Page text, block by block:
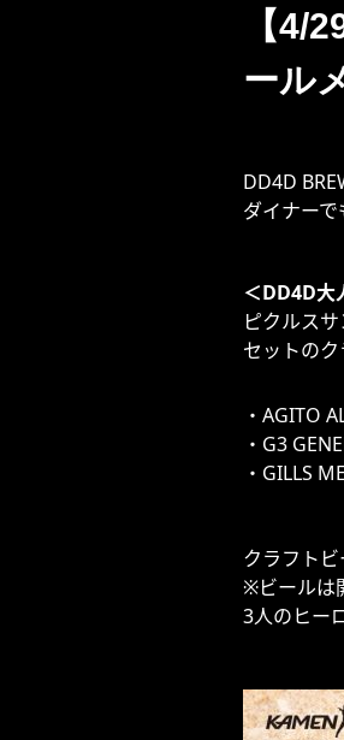
【4/
ール
DD4D
ダイナーで
＜DD4D大
ピクルス
セットのク
・AGITO
・G3
・GILLS
クラフトビ
※ビールは
3人のヒー